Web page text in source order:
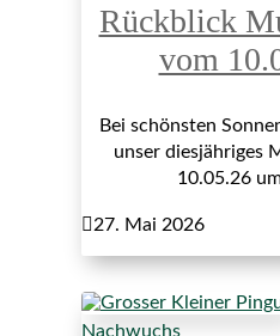
Rückblick
vom
Bei schönsten
unser diesjähriges
10.05.26
27. Mai 2026
Nachwuchs